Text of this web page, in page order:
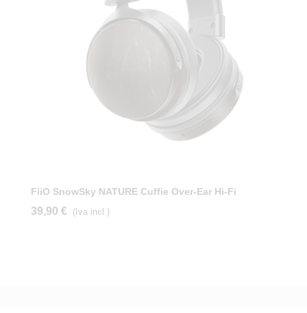
FiiO SnowSky NATURE Cuffie Over-Ear Hi-Fi
39,90 € (Iva incl.)